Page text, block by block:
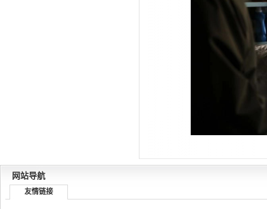
网站导航
友情链接